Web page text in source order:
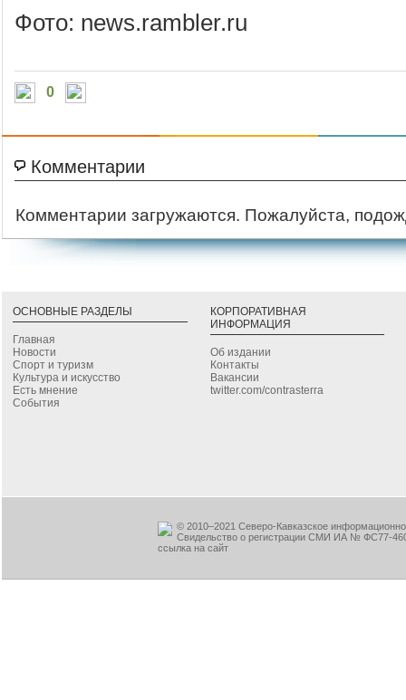
Фото: news.rambler.ru
0
Комментарии
Комментарии загружаются. Пожалуйста,
ОСНОВНЫЕ РАЗДЕЛЫ
Главная
Новости
Спорт и туризм
Культура и искусство
Есть мнение
События
КОРПОРАТИВНАЯ
ИНФОРМАЦИЯ
Об издании
Контакты
Вакансии
twitter.com/contrasterra
© 2010–2021 Северо-Кавказское
Свидельство о регистрации СМИ ИА № ФС77-
ссылка на сайт